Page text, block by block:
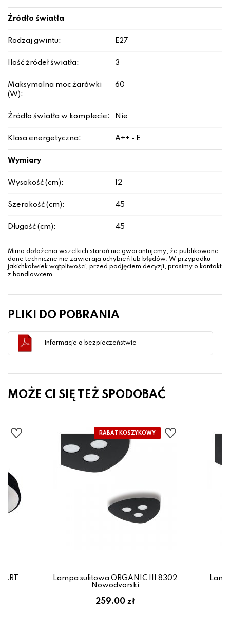
Źródło światła
Rodzaj gwintu: E27
Ilość źródeł światła: 3
Maksymalna moc żarówki
(W):
60
Źródło światła w komplecie: Nie
Klasa energetyczna: A++ - E
Wymiary
Wysokość (cm): 12
Szerokość (cm): 45
Długość (cm): 45
Mimo dołożenia wszelkich starań nie gwarantujemy, że publikowane
dane techniczne nie zawierają uchybień lub błędów. W przypadku
jakichkolwiek wątpliwości, przed podjęciem decyzji, prosimy o kontakt
z handlowcem.
PLIKI DO POBRANIA
Informacje o bezpieczeństwie
MOŻE CI SIĘ TEŻ SPODOBAĆ
Lampa sufitowa ORGANIC III 8302
Nowodvorski
259.00 zł